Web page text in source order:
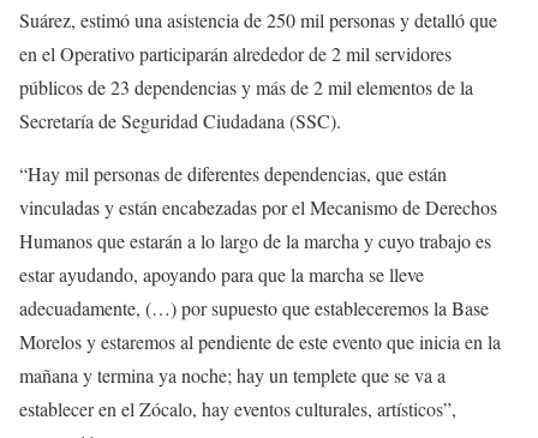
Suárez, estimó una asistencia de 250 mil personas y detalló que
en el Operativo participarán alrededor de 2 mil servidores
públicos de 23 dependencias y más de 2 mil elementos de la
Secretaría de Seguridad Ciudadana (SSC).
“Hay mil personas de diferentes dependencias, que están
vinculadas y están encabezadas por el Mecanismo de Derechos
Humanos que estarán a lo largo de la marcha y cuyo trabajo es
estar ayudando, apoyando para que la marcha se lleve
adecuadamente, (…) por supuesto que estableceremos la Base
Morelos y estaremos al pendiente de este evento que inicia en la
mañana y termina ya noche; hay un templete que se va a
establecer en el Zócalo, hay eventos culturales, artísticos”,